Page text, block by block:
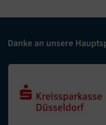
Danke an unsere